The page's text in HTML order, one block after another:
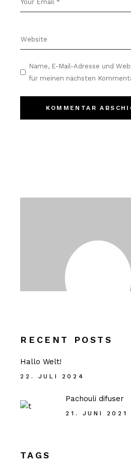
Name, E-Mail-Adresse und
für meinen nächsten
KOMMENTAR
RECENT POSTS
Hallo Welt!
22. JULI 2024
Pachouli difuser
21. JUNI 2021
TAGS